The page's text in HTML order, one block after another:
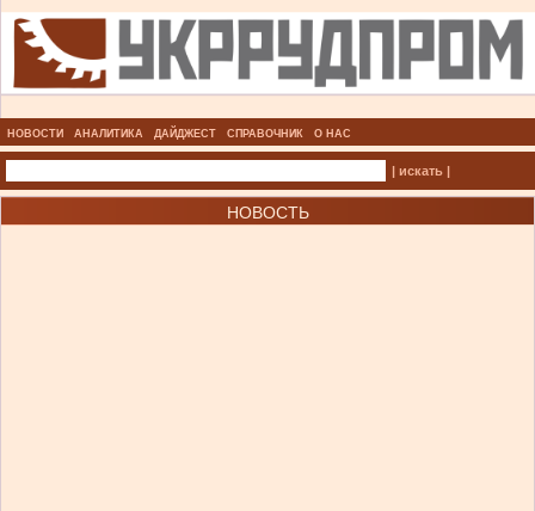
НОВОСТИ АНАЛИТИКА ДАЙДЖЕСТ СПРАВОЧНИК О НАС
| искать |
НОВОСТЬ